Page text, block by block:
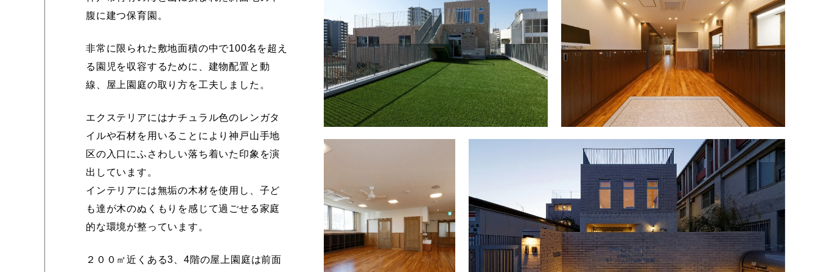
腹に建つ保育園。
非常に限られた敷地面積の中で100名を超え
る園児を収容するために、建物配置と動
線、屋上園庭の取り方を工夫しました。
エクステリアにはナチュラル色のレンガタ
イルや石材を用いることにより神戸山手地
区の入口にふさわしい落ち着いた印象を演
出しています。
インテリアには無垢の木材を使用し、子ど
も達が木のぬくもりを感じて過ごせる家庭
的な環境が整っています。
２００㎡近くある3、4階の屋上園庭は前面